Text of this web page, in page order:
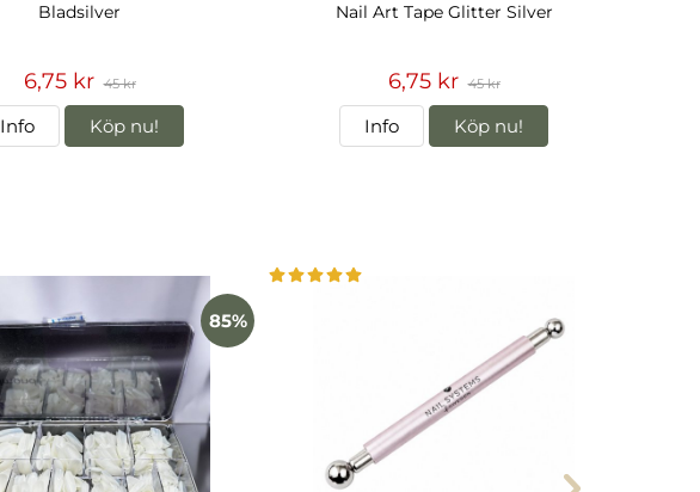
Bladsilver
6,75 kr 45 kr
Info Köp nu!
Nail Art Tape Glitter Silver
6,75 kr 45 kr
Info Köp nu!
85%